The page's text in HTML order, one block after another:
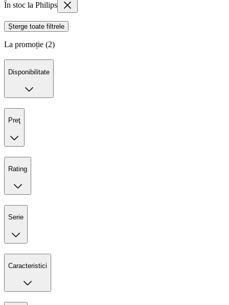
În stoc la Philips
Șterge toate filtrele
La promoție (2)
Disponibilitate
Preţ
Rating
Serie
Caracteristici